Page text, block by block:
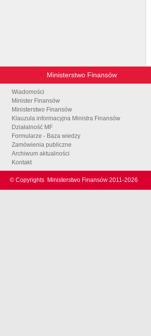
Ministerstwo Finansów
Wiadomości
Minister Finansów
Ministerstwo Finansów
Klauzula informacyjna Ministra Finansów
Działalność MF
Formularze - Baza wiedzy
Zamówienia publiczne
Archiwum aktualności
Kontakt
© Copyrights Ministerstwo Finansów 2011-2026